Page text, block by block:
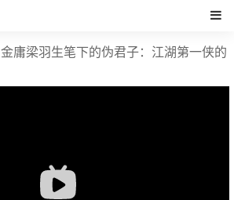
金庸梁羽生笔下的伪君子：江湖第一侠的